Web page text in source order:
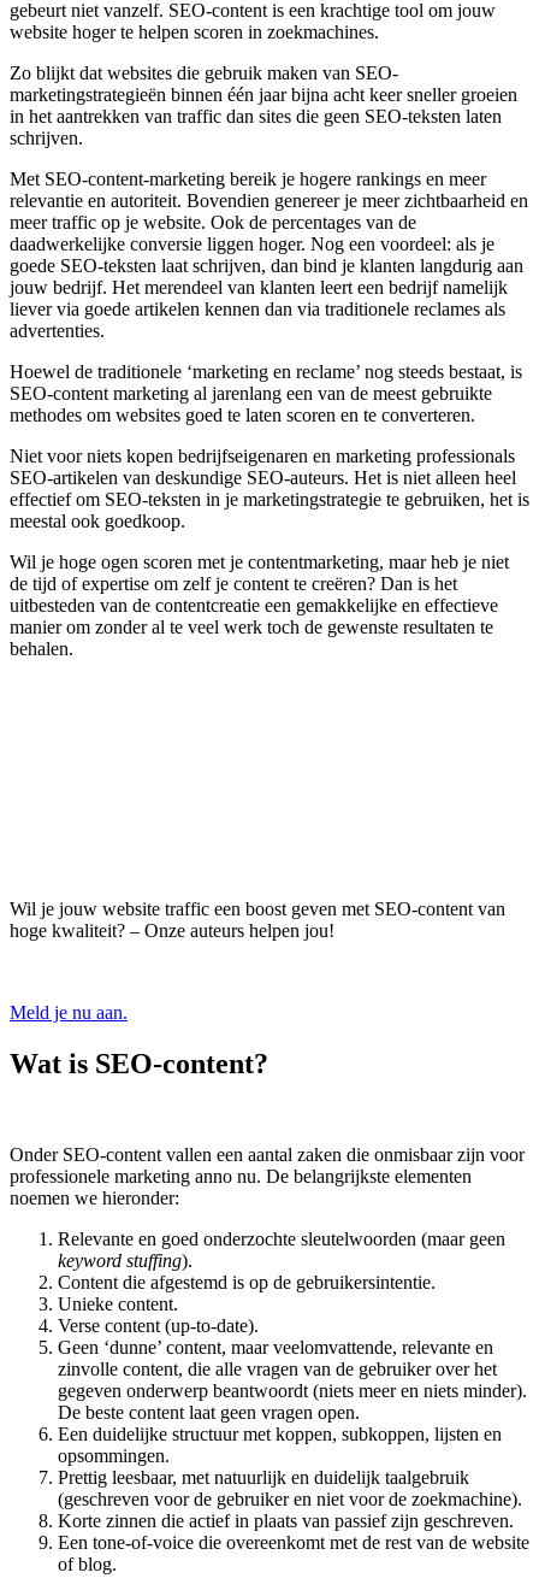
gebeurt niet vanzelf. SEO-content is een krachtige tool om jouw
website hoger te helpen scoren in zoekmachines.
Zo blijkt dat websites die gebruik maken van SEO-
marketingstrategieën binnen één jaar bijna acht keer sneller groeien
in het aantrekken van traffic dan sites die geen SEO-teksten laten
schrijven.
Met SEO-content-marketing bereik je hogere rankings en meer
relevantie en autoriteit. Bovendien genereer je meer zichtbaarheid en
meer traffic op je website. Ook de percentages van de
daadwerkelijke conversie liggen hoger. Nog een voordeel: als je
goede SEO-teksten laat schrijven, dan bind je klanten langdurig aan
jouw bedrijf. Het merendeel van klanten leert een bedrijf namelijk
liever via goede artikelen kennen dan via traditionele reclames als
advertenties.
Hoewel de traditionele ‘marketing en reclame’ nog steeds bestaat, is
SEO-content marketing al jarenlang een van de meest gebruikte
methodes om websites goed te laten scoren en te converteren.
Niet voor niets kopen bedrijfseigenaren en marketing professionals
SEO-artikelen van deskundige SEO-auteurs. Het is niet alleen heel
effectief om SEO-teksten in je marketingstrategie te gebruiken, het is
meestal ook goedkoop.
Wil je hoge ogen scoren met je contentmarketing, maar heb je niet
de tijd of expertise om zelf je content te creëren? Dan is het
uitbesteden van de contentcreatie een gemakkelijke en effectieve
manier om zonder al te veel werk toch de gewenste resultaten te
behalen.
Wil je jouw website traffic een boost geven met SEO-content van
hoge kwaliteit? – Onze auteurs helpen jou!
Meld je nu aan.
Wat is SEO-content?
Onder SEO-content vallen een aantal zaken die onmisbaar zijn voor
professionele marketing anno nu. De belangrijkste elementen
noemen we hieronder:
Relevante en goed onderzochte sleutelwoorden (maar geen
keyword stuffing).
Content die afgestemd is op de gebruikersintentie.
Unieke content.
Verse content (up-to-date).
Geen ‘dunne’ content, maar veelomvattende, relevante en
zinvolle content, die alle vragen van de gebruiker over het
gegeven onderwerp beantwoordt (niets meer en niets minder).
De beste content laat geen vragen open.
Een duidelijke structuur met koppen, subkoppen, lijsten en
opsommingen.
Prettig leesbaar, met natuurlijk en duidelijk taalgebruik
(geschreven voor de gebruiker en niet voor de zoekmachine).
Korte zinnen die actief in plaats van passief zijn geschreven.
Een tone-of-voice die overeenkomt met de rest van de website
of blog.